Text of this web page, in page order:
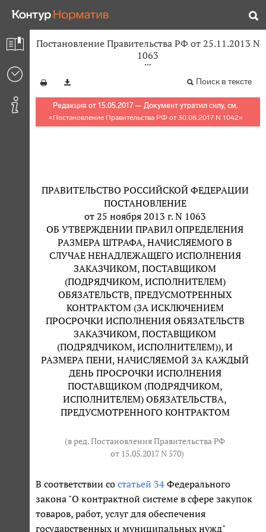
Постановление Правительства РФ от 25.11.2013 N
1063
Поиск в тексте
Редакция от 15.05.2017 — Документ утратил силу, см.
«Постановление Правительства РФ от 30.08.2017 N 1042»
ПРАВИТЕЛЬСТВО РОССИЙСКОЙ ФЕДЕРАЦИИ
ПОСТАНОВЛЕНИЕ
от 25 ноября 2013 г. N 1063
ОБ УТВЕРЖДЕНИИ ПРАВИЛ ОПРЕДЕЛЕНИЯ
РАЗМЕРА ШТРАФА, НАЧИСЛЯЕМОГО В
СЛУЧАЕ НЕНАДЛЕЖАЩЕГО ИСПОЛНЕНИЯ
ЗАКАЗЧИКОМ, ПОСТАВЩИКОМ
(ПОДРЯДЧИКОМ, ИСПОЛНИТЕЛЕМ)
ОБЯЗАТЕЛЬСТВ, ПРЕДУСМОТРЕННЫХ
КОНТРАКТОМ (ЗА ИСКЛЮЧЕНИЕМ
ПРОСРОЧКИ ИСПОЛНЕНИЯ ОБЯЗАТЕЛЬСТВ
ЗАКАЗЧИКОМ, ПОСТАВЩИКОМ
(ПОДРЯДЧИКОМ, ИСПОЛНИТЕЛЕМ)), И
РАЗМЕРА ПЕНИ, НАЧИСЛЯЕМОЙ ЗА КАЖДЫЙ
ДЕНЬ ПРОСРОЧКИ ИСПОЛНЕНИЯ
ПОСТАВЩИКОМ (ПОДРЯДЧИКОМ,
ИСПОЛНИТЕЛЕМ) ОБЯЗАТЕЛЬСТВА,
ПРЕДУСМОТРЕННОГО КОНТРАКТОМ
(в ред. Постановления Правительства РФ
от 15.05.2017 N 570)
В соответствии со статьей 34 Федерального
закона "О контрактной системе в сфере закупок
товаров, работ, услуг для обеспечения
государственных и муниципальных нужд"